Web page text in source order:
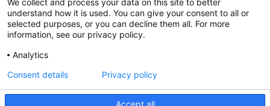
cgtcatalunya
cgtcatalunya
We collect and process your data on this site to better
understand how it is used. You can give your consent to all or
selected purposes, or you can decline them all. For more
information, see our privacy policy.
Analytics
Accept all
Consent details Privacy policy